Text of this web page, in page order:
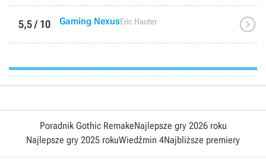
5,5 / 10 Gaming NexusEric Hauter 
Poradnik Gothic RemakeNajlepsze gry 2026 roku
Najlepsze gry 2025 rokuWiedźmin 4Najbliższe premiery